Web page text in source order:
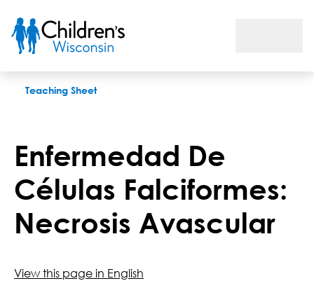
Teaching Sheet
Enfermedad De
Células Falciformes:
Necrosis Avascular
View this page in English